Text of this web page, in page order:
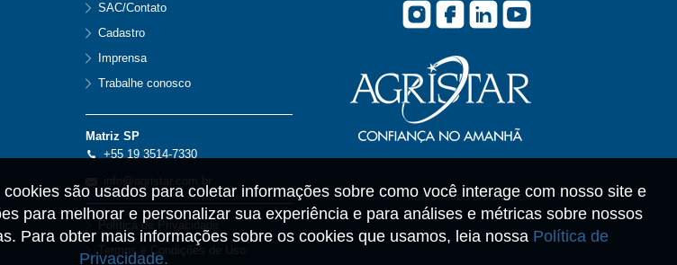
são usados para coletar informações sobre como você interage com nosso site e
para melhorar e personalizar sua experiência e para análises e métricas sobre nossos
Para obter mais informações sobre os cookies que usamos, leia nossa Política de
Privacidade.
SAC/Contato
Cadastro
Imprensa
Trabalhe conosco
Matriz SP
+55 19 3514-7330
info@agristar.com.br
Política de Privacidade
Termos e Condições de Uso
AGRISTAR DO BRASIL LTDA